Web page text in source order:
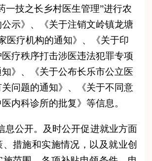
一技之长乡村医生管理”进行农
示》、《关于注销文岭镇龙塘
医疗机构的通知》、《关于印
疗秩序打击涉医违法犯罪专项
》、《关于公布长乐市公立医
问题的通知》、《关于不同意
内科诊所的批复》等信息。
息公开。及时公开促进就业方面
措施和实施情况，以及就业创